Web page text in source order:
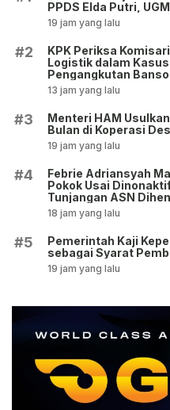
PPDS Elda Putri,
19 jam yang lalu
#2
KPK Periksa
Logistik dalam
Pengangkutan
13 jam yang lalu
#3
Menteri HAM
Bulan di Koperasi
19 jam yang lalu
#4
Febrie Adriansyah
Pokok Usai
Tunjangan ASN
18 jam yang lalu
#5
Pemerintah Kaji
sebagai Syarat
19 jam yang lalu